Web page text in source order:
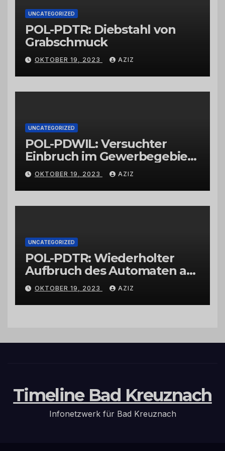
UNCATEGORIZED
POL-PDTR: Diebstahl von
Grabschmuck
OKTOBER 19, 2023 AZIZ
UNCATEGORIZED
POL-PDWIL: Versuchter
Einbruch im Gewerbegebiet
Wittlich
OKTOBER 19, 2023 AZIZ
UNCATEGORIZED
POL-PDTR: Wiederholter
Aufbruch des Automaten am
Wohnmobilstellplatz in
Hermeskeil am Labachweg
OKTOBER 19, 2023 AZIZ
Timeline Bad Kreuznach
Infonetzwerk für Bad Kreuznach